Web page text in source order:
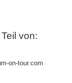
von:
on-tour.com